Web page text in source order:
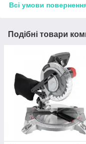
Всі умови
Подібні товари